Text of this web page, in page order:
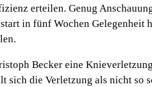
erteilen. Genug
in fünf Wochen Gelegenheit
Becker eine
die Verletzung als nicht so